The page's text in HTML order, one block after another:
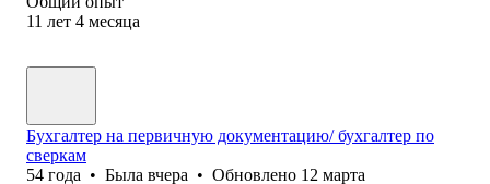
11 лет 4 месяца
Бухгалтер на первичную документацию/ бухгалтер по
сверкам
54 года • Была вчера • Обновлено 12 марта